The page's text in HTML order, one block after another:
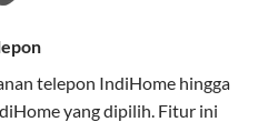
koneksi tetap lancar.
telepon IndiHome hingga
yang dipilih. Fitur ini